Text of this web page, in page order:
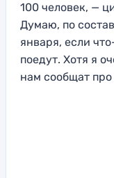
100 человек, —
Думаю, по
января, если
поедут. Хотя я
нам сообщат